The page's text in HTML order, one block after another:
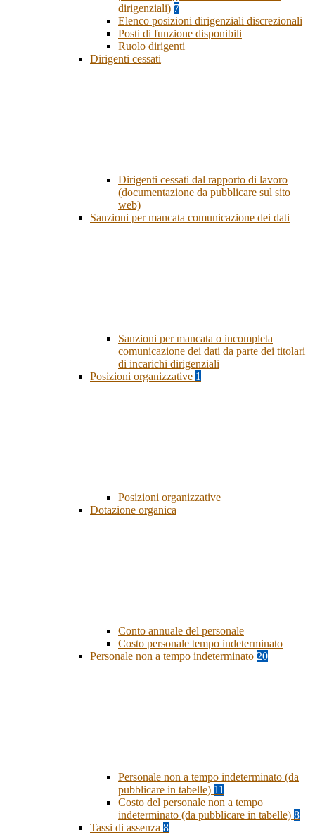
dirigenziali) 7
Elenco posizioni dirigenziali discrezionali
Posti di funzione disponibili
Ruolo dirigenti
Dirigenti cessati
Dirigenti cessati dal rapporto di lavoro
(documentazione da pubblicare sul sito
web)
Sanzioni per mancata comunicazione dei dati
Sanzioni per mancata o incompleta
comunicazione dei dati da parte dei titolari
di incarichi dirigenziali
Posizioni organizzative 1
Posizioni organizzative
Dotazione organica
Conto annuale del personale
Costo personale tempo indeterminato
Personale non a tempo indeterminato 20
Personale non a tempo indeterminato (da
pubblicare in tabelle) 11
Costo del personale non a tempo
indeterminato (da pubblicare in tabelle) 8
Tassi di assenza 8